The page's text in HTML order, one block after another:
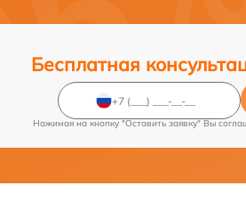
Бесплатная
Нажимая на кнопку "Оставить заявку" Вы